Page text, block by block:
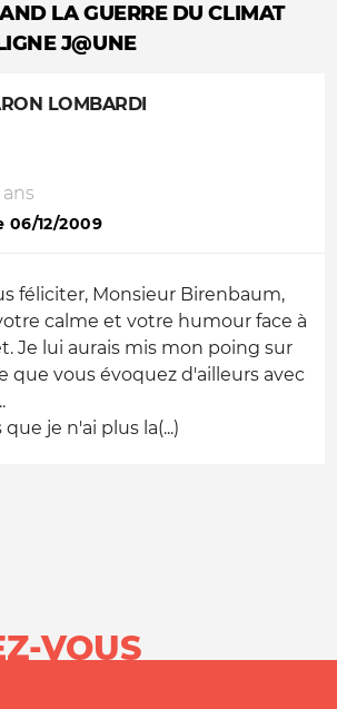
LA GUERRE DU CLIMAT
J@UNE
LOMBARDI
ans
06/12/2009
féliciter, Monsieur Birenbaum,
calme et votre humour face à
Je lui aurais mis mon poing sur
que vous évoquez d'ailleurs avec
que je n'ai plus la(...)
VOUS